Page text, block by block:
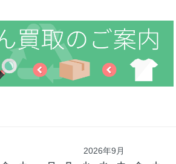
2026年9月